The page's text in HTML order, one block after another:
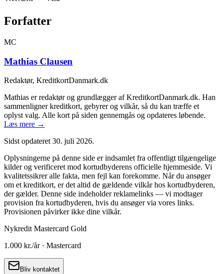
Forfatter
MC
Mathias Clausen
Redaktør, KreditkortDanmark.dk
Mathias er redaktør og grundlægger af KreditkortDanmark.dk. Han
sammenligner kreditkort, gebyrer og vilkår, så du kan træffe et
oplyst valg. Alle kort på siden gennemgås og opdateres løbende.
Læs mere →
Sidst opdateret 30. juli 2026.
Oplysningerne på denne side er indsamlet fra offentligt tilgængelige
kilder og verificeret mod kortudbyderens officielle hjemmeside. Vi
kvalitetssikrer alle fakta, men fejl kan forekomme. Når du ansøger
om et kreditkort, er det altid de gældende vilkår hos kortudbyderen,
der gælder. Denne side indeholder reklamelinks — vi modtager
provision fra kortudbyderen, hvis du ansøger via vores links.
Provisionen påvirker ikke dine vilkår.
Nykredit Mastercard Gold
1.000 kr./år · Mastercard
Bliv kontaktet